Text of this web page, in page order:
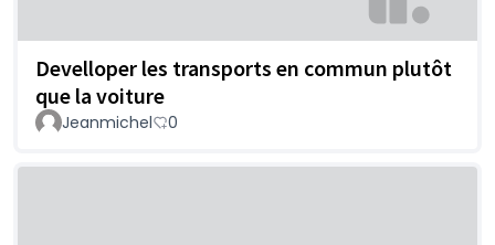
Develloper les transports en commun plutôt
que la voiture
Jeanmichel 0